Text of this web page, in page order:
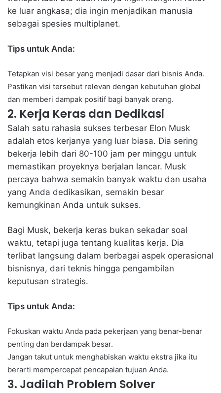
ke luar angkasa; dia ingin menjadikan manusia
sebagai spesies multiplanet.
Tips untuk Anda:
Tetapkan visi besar yang menjadi dasar dari bisnis Anda.
Pastikan visi tersebut relevan dengan kebutuhan global
dan memberi dampak positif bagi banyak orang.
2. Kerja Keras dan Dedikasi
Salah satu rahasia sukses terbesar Elon Musk
adalah etos kerjanya yang luar biasa. Dia sering
bekerja lebih dari 80-100 jam per minggu untuk
memastikan proyeknya berjalan lancar. Musk
percaya bahwa semakin banyak waktu dan usaha
yang Anda dedikasikan, semakin besar
kemungkinan Anda untuk sukses.
Bagi Musk, bekerja keras bukan sekadar soal
waktu, tetapi juga tentang kualitas kerja. Dia
terlibat langsung dalam berbagai aspek operasional
bisnisnya, dari teknis hingga pengambilan
keputusan strategis.
Tips untuk Anda:
Fokuskan waktu Anda pada pekerjaan yang benar-benar
penting dan berdampak besar.
Jangan takut untuk menghabiskan waktu ekstra jika itu
berarti mempercepat pencapaian tujuan Anda.
3. Jadilah Problem Solver